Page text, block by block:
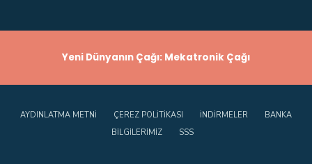
Yeni Dünyanın Çağı: Mekatronik Çağı
AYDINLATMA METNI ÇEREZ POLITIKASI İNDIRMELER
BANKA
BILGILERIMIZ
SSS